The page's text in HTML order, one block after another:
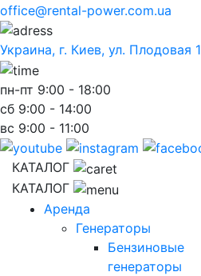
office@rental-power.com.ua
Украина, г. Киев, ул. Плодовая 1
пн-пт 9:00 - 18:00
сб 9:00 - 14:00
вс 9:00 - 11:00
КАТАЛОГ
КАТАЛОГ
Аренда
Генераторы
Бензиновые
генераторы